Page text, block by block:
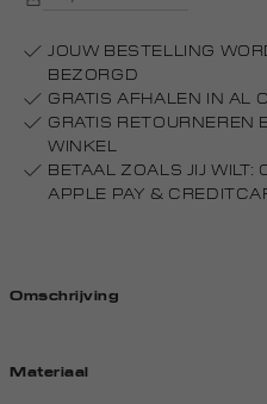
JOUW BESTELLING
BEZORGD
GRATIS AFHALEN IN AL
GRATIS RETOURNEREN
WINKEL
BETAAL ZOALS JIJ WILT:
APPLE PAY &
Omschrijving
Materiaal